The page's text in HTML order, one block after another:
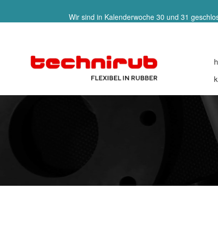
Wir sind in Kalenderwoche 30 und 31